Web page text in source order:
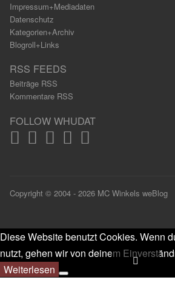
Impressum+Mediadaten
Datenschutz
Kategorien+Archiv
Blogroll+Links
RSS FEEDS
Beiträge RSS
Kommentare RSS
FOLLOW WHUDAT
Copyright © 2004 - 2026 MC Winkels weBlog
Diese Website benutzt Cookies. Wenn
nutzt, gehen wir von deinem
Weiterlesen